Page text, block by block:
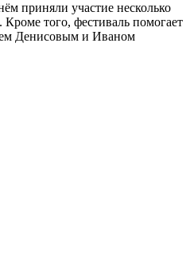
приняли участие несколько
Кроме того, фестиваль помогает
Денисовым и Иваном